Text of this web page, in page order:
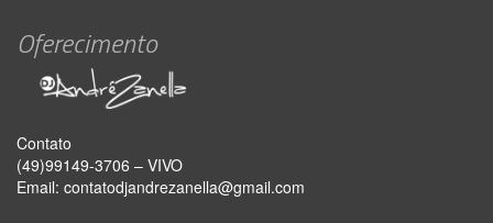
Oferecimento
Contato
(49)99149-3706 – VIVO
Email: contatodjandrezanella@gmail.com